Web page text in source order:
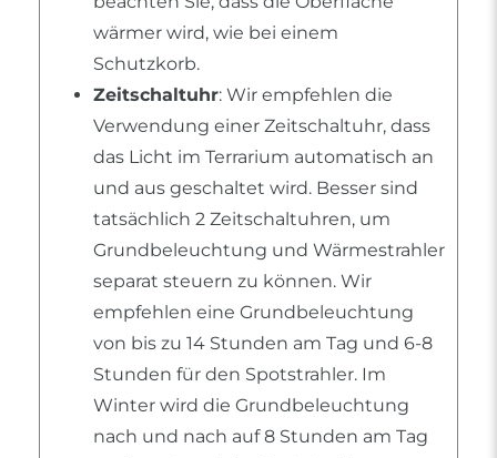
wärmer wird, wie bei einem
Schutzkorb.
Zeitschaltuhr: Wir empfehlen die
Verwendung einer Zeitschaltuhr, dass
das Licht im Terrarium automatisch an
und aus geschaltet wird. Besser sind
tatsächlich 2 Zeitschaltuhren, um
Grundbeleuchtung und Wärmestrahler
separat steuern zu können. Wir
empfehlen eine Grundbeleuchtung
von bis zu 14 Stunden am Tag und 6-8
Stunden für den Spotstrahler. Im
Winter wird die Grundbeleuchtung
nach und nach auf 8 Stunden am Tag